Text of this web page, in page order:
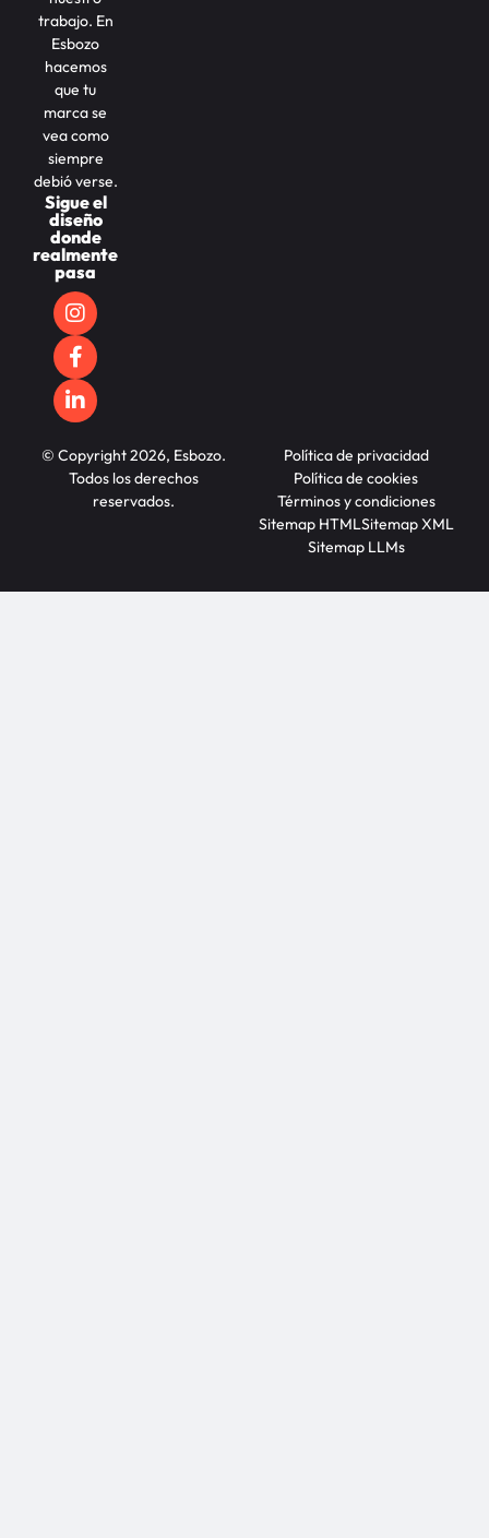
trabajo. En
Esbozo
hacemos
que tu
marca se
vea como
siempre
debió verse.
Sigue el
diseño
donde
realmente
pasa
© Copyright 2026, Esbozo.
Todos los derechos
reservados.
Política de privacidad
Política de cookies
Términos y condiciones
Sitemap HTMLSitemap XML
Sitemap LLMs